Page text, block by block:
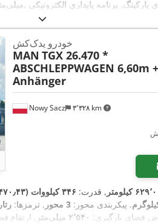
Nowy Sacz ۳٬۳۲۸ km
خودرو یدک‌کش
MAN TGX 26.470 *
ABSCHLEPPWAGEN 6,60m +
Anhänger
کیلومتر , قدرت: ۳۴۶ کیلووات (۴۷۰٫۴۳ اسب بخار)
, پیکربندی محور: 3 محور , ترمزها:
فضای بارگیری: ۲٬۵۴۰ میلی‌متر , ارتفاع